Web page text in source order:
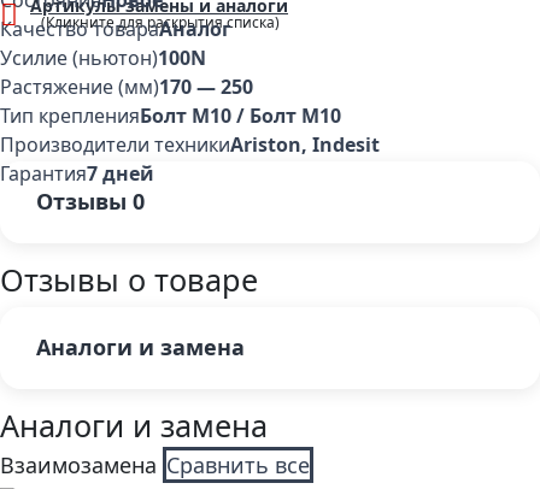
Артикулы замены и аналоги
Качество товараАналог
Усилие (ньютон)100N
Растяжение (мм)170 — 250
Тип крепленияБолт М10 / Болт М10
Производители техникиAriston, Indesit
Гарантия7 дней
Отзывы 0
Отзывы о товаре
Аналоги и замена
Аналоги и замена
Взаимозамена Сравнить все